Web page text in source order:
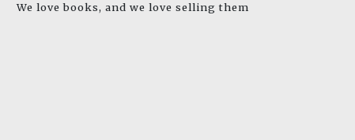
We love books, and we love selling them